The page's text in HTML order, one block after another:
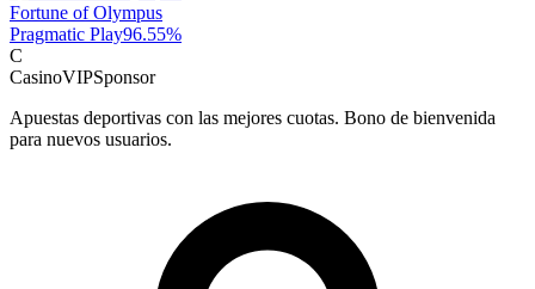
Fortune of Olympus
Pragmatic Play96.55%
C
CasinoVIPSponsor
Apuestas deportivas con las mejores cuotas. Bono de bienvenida
para nuevos usuarios.